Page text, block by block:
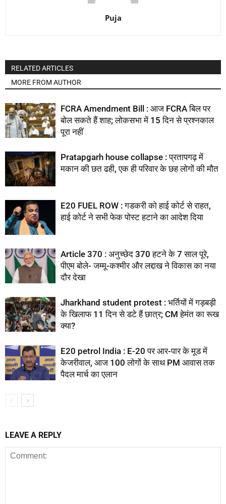
Puja
RELATED ARTICLES
MORE FROM AUTHOR
FCRA Amendment Bill : आज FCRA बिल पर
बोल सकते हैं शाह; लोकसभा में 15 दिन से प्रश्नकाल
पूरा नहीं
Pratapgarh house collapse : प्रतापगढ़ में
मकान की छत ढही, एक ही परिवार के छह लोगों की मौत
E20 FUEL ROW : गडकरी को हाई कोर्ट से राहत,
हाई कोर्ट ने सभी फेक पोस्ट हटाने का आदेश दिया
Article 370 : अनुच्छेद 370 हटने के 7 साल पूरे,
पीएम बोले- जम्मू-कश्मीर और लद्दाख ने विकास का नया
दौर देखा
Jharkhand student protest : भर्तियों में गड़बड़ी
के खिलाफ 11 दिन से डटे हैं छात्र; CM हेमंत का रूख
क्या?
E20 petrol India : E-20 पर आर-पार के मूड में
केजरीवाल, आज 100 लोगों के साथ PM आवास तक
पैदल मार्च का एलान
LEAVE A REPLY